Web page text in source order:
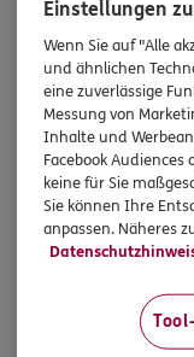
ferner sonstige
Mehr
Produkte
Zahnversicherungen
Kfz-Versicherung
Einstellungen
Wenn Sie auf "Alle
und ähnlichen
eine zuverlässige
Messung von
Inhalte und
Facebook Audiences
keine für Sie
Sie können Ihre
anpassen. Näheres